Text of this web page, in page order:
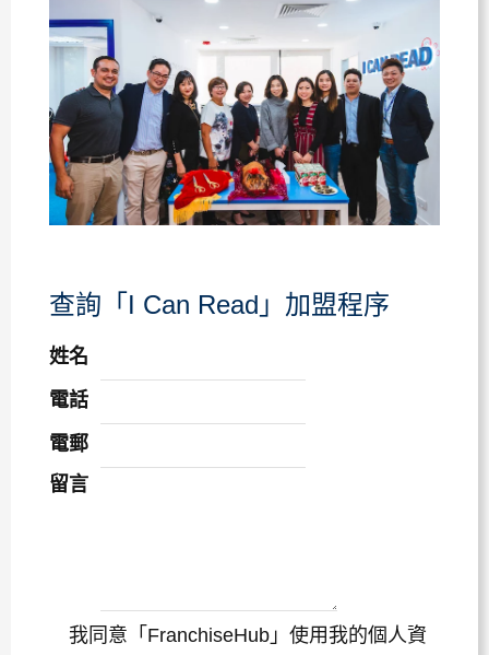
查詢「I Can Read」加盟程序
姓名
電話
電郵
留言
我同意「FranchiseHub」使用我的個人資